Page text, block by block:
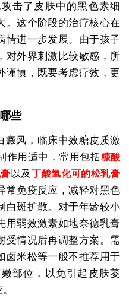
击了皮肤中的黑色素细
。这个阶段的治疗核心在
情进一步发展。由于孩子
对外界刺激比较敏感，所
谨慎，既要考虑疗效，更
些
癜风，临床中效糖皮质激
作用适中，常用包括糠酸
以及丁酸氢化可的松乳膏
常免疫反应，减轻对黑色
白斑扩散。对于年龄较小
用弱效激素如地奈德乳膏
受情况后再调整方案。需
卤米松等一般不推荐用于
部位，以免引起皮肤萎